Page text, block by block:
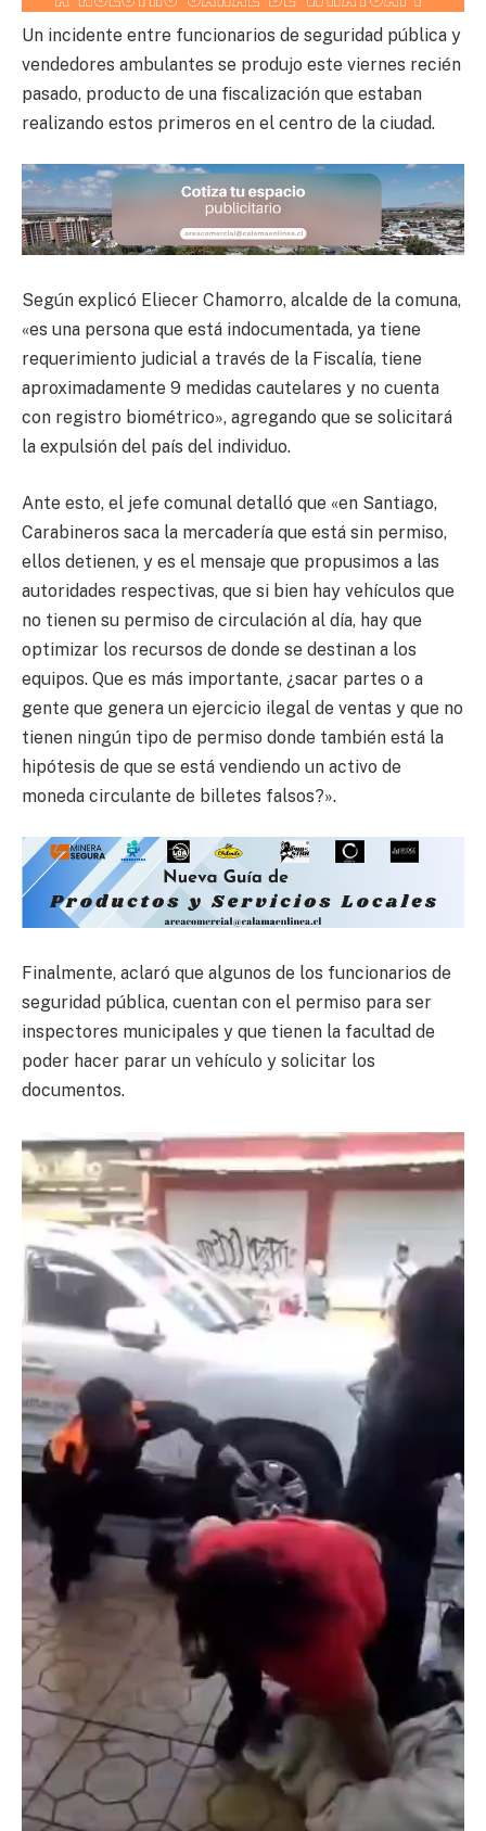
Un incidente entre funcionarios de seguridad pública y
vendedores ambulantes se produjo este viernes recién
pasado, producto de una fiscalización que estaban
realizando estos primeros en el centro de la ciudad.
Según explicó Eliecer Chamorro, alcalde de la comuna,
«es una persona que está indocumentada, ya tiene
requerimiento judicial a través de la Fiscalía, tiene
aproximadamente 9 medidas cautelares y no cuenta
con registro biométrico», agregando que se solicitará
la expulsión del país del individuo.
Ante esto, el jefe comunal detalló que «en Santiago,
Carabineros saca la mercadería que está sin permiso,
ellos detienen, y es el mensaje que propusimos a las
autoridades respectivas, que si bien hay vehículos que
no tienen su permiso de circulación al día, hay que
optimizar los recursos de donde se destinan a los
equipos. Que es más importante, ¿sacar partes o a
gente que genera un ejercicio ilegal de ventas y que no
tienen ningún tipo de permiso donde también está la
hipótesis de que se está vendiendo un activo de
moneda circulante de billetes falsos?».
Finalmente, aclaró que algunos de los funcionarios de
seguridad pública, cuentan con el permiso para ser
inspectores municipales y que tienen la facultad de
poder hacer parar un vehículo y solicitar los
documentos.